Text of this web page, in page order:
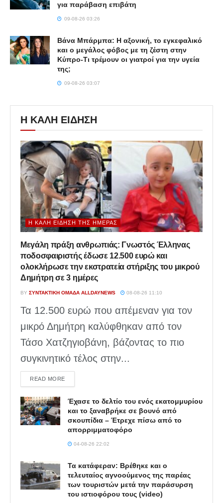
για παράβαση επιβάτη
09-08-26 03:26
Βάνα Μπάρμπα: Η αξονική, το εγκεφαλικό
και ο μεγάλος φόβος με τη ζέστη στην
Κύπρο-Τι τρέμουν οι γιατροί για την υγεία
της;
09-08-26 03:07
Η ΚΑΛΗ ΕΙΔΗΣΗ
Η ΚΑΛΉ ΕΊΔΗΣΗ ΤΗΣ ΗΜΈΡΑΣ
Μεγάλη πράξη ανθρωπιάς: Γνωστός Έλληνας
ποδοσφαιριστής έδωσε 12.500 ευρώ και
ολοκλήρωσε την εκστρατεία στήριξης του μικρού
Δημήτρη σε 3 ημέρες
BY ΣΥΝΤΑΚΤΙΚΉ ΟΜΆΔΑ ALLDAYNEWS 08-08-26 11:10
Τα 12.500 ευρώ που απέμεναν για τον
μικρό Δημήτρη καλύφθηκαν από τον
Τάσο Χατζηγιοβάνη, βάζοντας το πιο
συγκινητικό τέλος στην...
READ MOREDETAILS
Έχασε το δελτίο του ενός εκατομμυρίου
και το ξαναβρήκε σε βουνό από
σκουπίδια – Έτρεχε πίσω από το
απορριμματοφόρο
04-08-26 22:02
Τα κατάφεραν: Βρέθηκε και ο
τελευταίος αγνοούμενος της παρέας
των τουριστών μετά την παράσυρση
του ιστιοφόρου τους (video)